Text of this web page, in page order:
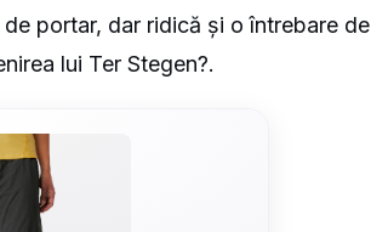
portar, dar ridică și o întrebare de
lui Ter Stegen?.